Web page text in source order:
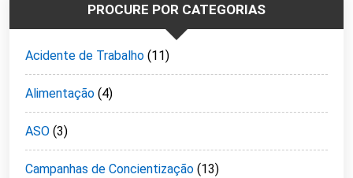
PROCURE POR CATEGORIAS
Acidente de Trabalho (11)
Alimentação (4)
ASO (3)
Campanhas de Concientização (13)